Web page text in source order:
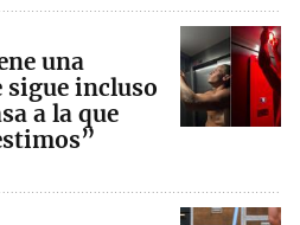
una
incluso
a la que